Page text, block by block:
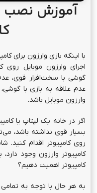
آموزش نصب
با اینکه بازی وارزون برای
اجرای وارزون موبایل روی
عدم علاقه به بازی با
وارزون موبایل باشد.
اگر در خانه یک لپتاپ یا
بسیار قوی نداشته باشد،
روی کامپیوتر اقدام کنید.
کامپیوتر وارزون وجود
کامپیوتر اهمیت دهیم؟
به هر حال با توجه به